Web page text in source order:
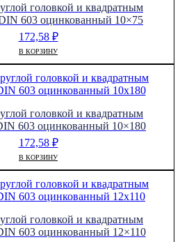
головкой и квадратным
603 оцинкованный 10×75
172,58 ₽
В КОРЗИНУ
головкой и квадратным
603 оцинкованный 10×180
172,58 ₽
В КОРЗИНУ
головкой и квадратным
603 оцинкованный 12×110